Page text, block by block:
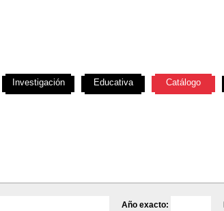
Año exacto:
Investigación Educativa Catálogo